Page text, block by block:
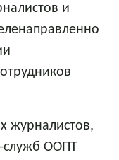
и
журналистов,
служб ООПТ